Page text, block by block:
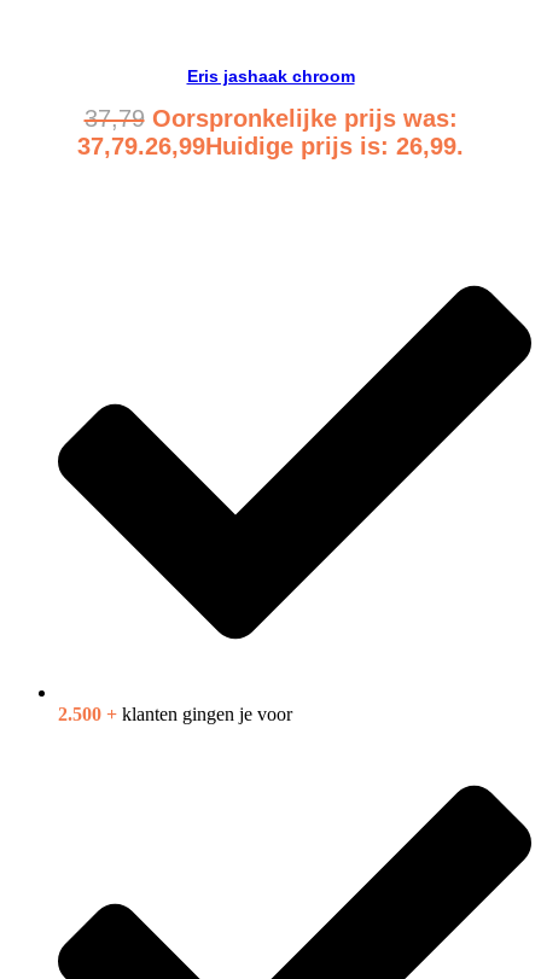
Eris jashaak chroom
37,79 Oorspronkelijke prijs was:
37,79.26,99Huidige prijs is: 26,99.
2.500 + klanten gingen je voor